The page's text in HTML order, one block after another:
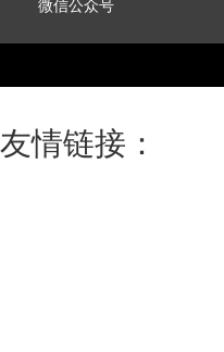
微信公众号
友情链接：